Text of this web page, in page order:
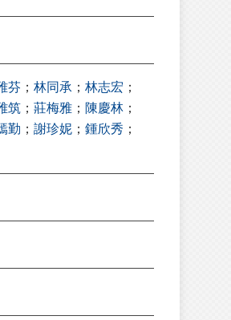
芬 ； 林同承 ； 林志宏 ；
筑 ； 莊梅雅 ； 陳慶林 ；
勤 ； 謝珍妮 ； 鍾欣秀 ；